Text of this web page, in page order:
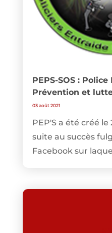
PEPS-SOS :
Prévention et
03 août 2021
PEP'S a été créé
suite au succès
Facebook sur